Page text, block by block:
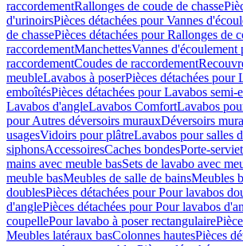
raccordementRallonges de coude de chasse
d'urinoirsPièces détachées pour Vannes
de chassePièces détachées pour Rallonges de
raccordementManchettesVannes d'écoulement
raccordementCoudes de raccordement
meubleLavabos à poserPièces détachées pour
emboîtésPièces détachées pour Lavabos semi-
Lavabos d'angleLavabos ComfortLavabos
pour Autres déversoirs murauxDéversoirs
usagesVidoirs pour plâtreLavabos pour salles
siphonsAccessoiresCaches bondesPorte-
mains avec meuble basSets de lavabo avec
meuble basMeubles de salle de bainsMeubles
doublesPièces détachées pour Pour lavabos
d'anglePièces détachées pour Pour lavabos
coupellePour lavabo à poser rectangulaire
Meubles latéraux basColonnes hautesPièces